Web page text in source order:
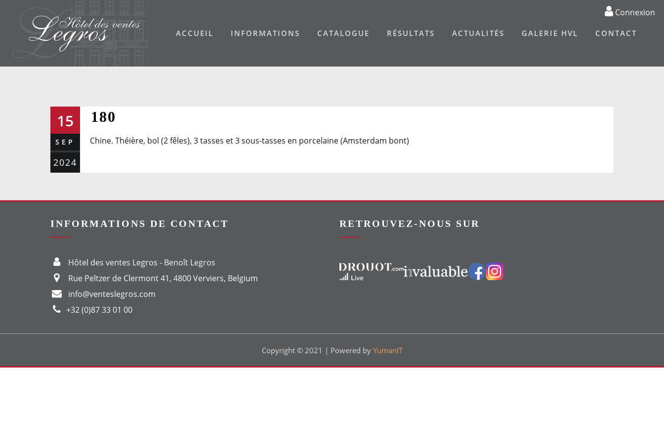
ACCUEIL INFORMATIONS CATALOGUE RÉSULTATS ACTUALITÉS GALERIE HVL CONTACT
Connexion
15
SEP
2024
180
Chine. Théière, bol (2 fêles), 3 tasses et 3 sous-tasses en porcelaine (Amsterdam bont)
INFORMATIONS DE CONTACT
Hôtel des ventes Legros - Benoît Legros
Rue Peltzer de Clermont 41, 4800 Verviers, Belgium
info@venteslegros.com
+32 (0)87 33 01 00
RETROUVEZ-NOUS SUR
Vers le site Drouot Vers le site Invaluable Vers notre groupe Facebook Vers notre page Instagram
Copyright © 2021 | Powered by YumanIT